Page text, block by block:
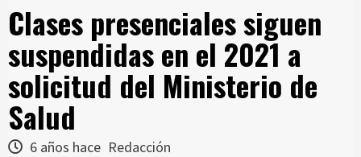
Clases presenciales siguen
suspendidas en el 2021 a
solicitud del Ministerio de
Salud
6 años hace Redacción